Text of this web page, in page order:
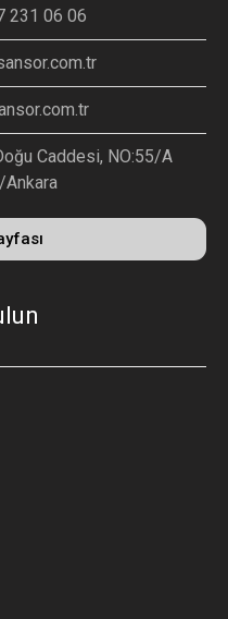
231 06 06
Caddesi, NO:55/A
Ankara